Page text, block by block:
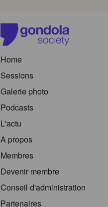
Home
Sessions
Galerie photo
Podcasts
L'actu
A propos
Membres
Devenir membre
Conseil d'administration
Partenaires